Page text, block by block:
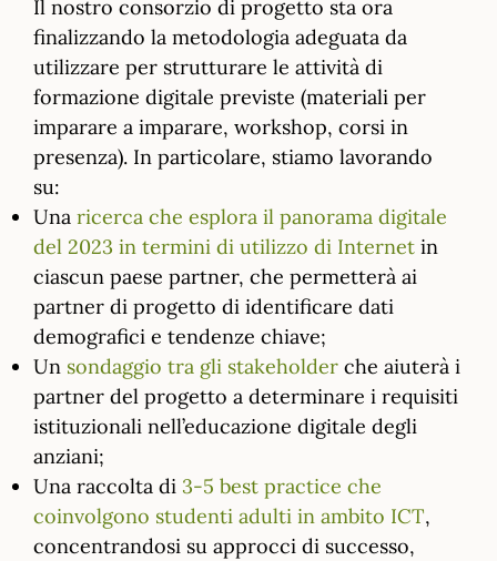
Il nostro consorzio di progetto sta ora
finalizzando la metodologia adeguata da
utilizzare per strutturare le attività di
formazione digitale previste (materiali per
imparare a imparare, workshop, corsi in
presenza). In particolare, stiamo lavorando
su:
Una ricerca che esplora il panorama digitale
del 2023 in termini di utilizzo di Internet in
ciascun paese partner, che permetterà ai
partner di progetto di identificare dati
demografici e tendenze chiave;
Un sondaggio tra gli stakeholder che aiuterà i
partner del progetto a determinare i requisiti
istituzionali nell’educazione digitale degli
anziani;
Una raccolta di 3-5 best practice che
coinvolgono studenti adulti in ambito ICT,
concentrandosi su approcci di successo,